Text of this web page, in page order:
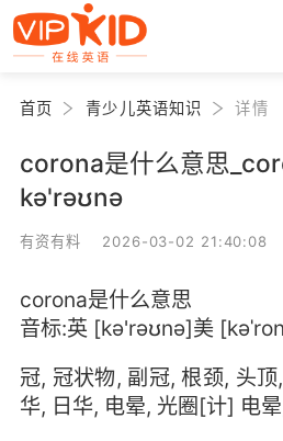
首页 青少儿英语知识 详情
corona是什么意思
kə'rəʊnə
有资有料 2026-03-02 21:40:08
corona是什么意思
音标:英 [kə'rəʊnə]美
冠, 冠状物, 副冠, 根颈, 头
华, 日华, 电晕, 光圈[计] 电